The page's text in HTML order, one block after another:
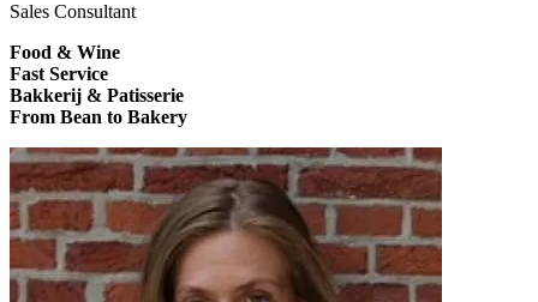
Sales Consultant
Food & Wine
Fast Service
Bakkerij & Patisserie
From Bean to Bakery